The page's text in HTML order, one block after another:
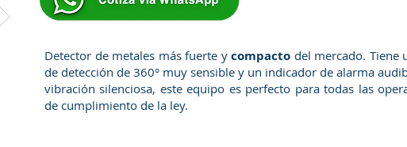
Detector de metales más fuerte ycompacto del mercado. Tiene
de detección de 360° muy sensible y un indicador de alarma
vibración silenciosa, este equipo es perfecto para todas las
de cumplimiento de la ley.